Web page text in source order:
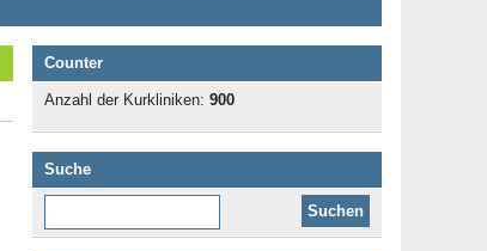
Counter
Anzahl der Kurkliniken: 900
Suche